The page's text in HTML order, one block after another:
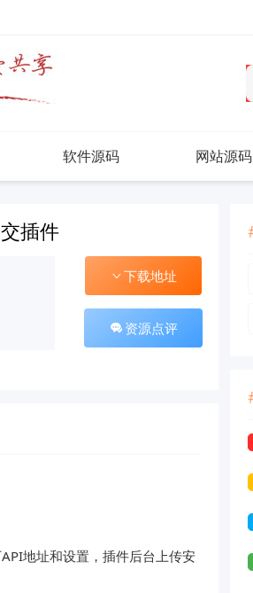
软件源码 网站源码
插件
下载地址
资源点评
地址和设置，插件后台上传安